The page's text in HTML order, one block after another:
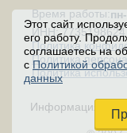
Этот сайт
его работу.
соглашаетесь на
сПолитикой
данных
Время работы:
ИНН:
Политика
Политика
Политика
Информация на